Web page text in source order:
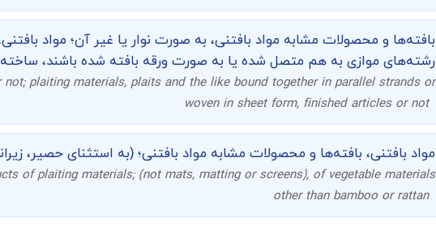
بافته‌ها و محصولات مشابه مواد بافتنی، به صورت نوار یا غیر آن؛ مواد
رشته‌های موازی به هم متصل شده یا به صورت ورقه بافته شده باشند،
plaiting materials, plaits and the like bound together in parallel strands or
woven in sheet form, finished articles or not
مواد بافتنی، بافته‌ها و محصولات مشابه مواد بافتنی؛ (به استثنای حصیر،
of plaiting materials; (not mats, matting or screens), of vegetable materials
other than bamboo or rattan